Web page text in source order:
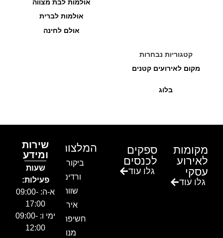
אולמות לבת מצווה
אולמות לברית
אולם לחינה
קטגוריות נבחרות
מקום לאירועים קטנים
בלוג
מקומות
לאירוע
עסקי
גלו עוד
ספקים
לכנסים
גלו עוד
המלצות
ביקור בגן
ורדים –
שווה!!
אירוע
חשיפה- זיו
מנור
שירות
ומידע
שעות
פעילות:
א-ה: 09:00-
17:00
ימי ו: 09:00-
12:00